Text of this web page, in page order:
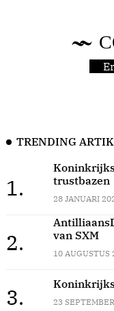
TRENDING
1.
trustbazen
28 JANUARI
2.
van SXM
10 AUGUSTUS
3. 23